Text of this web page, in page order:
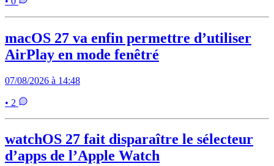
macOS 27 va enfin permettre d’utiliser
AirPlay en mode fenêtré
07/08/2026 à 14:48
• 2
watchOS 27 fait disparaître le sélecteur
d’apps de l’Apple Watch